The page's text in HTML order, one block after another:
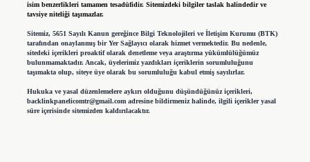
isim benzerlikleri tamamen tesadüfidir. Sitemizdeki bilgiler taslak halindedir ve
tavsiye niteliği taşımazlar.
Sitemiz, 5651 Sayılı Kanun gereğince Bilgi Teknolojileri ve İletişim Kurumu (BTK)
tarafından onaylanmış bir Yer Sağlayıcı olarak hizmet vermektedir. Bu nedenle,
sitedeki içerikleri proaktif olarak denetleme veya araştırma yükümlülüğümüz
bulunmamaktadır. Ancak, üyelerimiz yazdıkları içeriklerin sorumluluğunu
taşımakta olup, siteye üye olarak bu sorumluluğu kabul etmiş sayılırlar.
Hukuka ve yasal düzenlemelere aykırı olduğunu düşündüğünüz içerikleri,
backlinkpanelicomtr@gmail.comadresine bildirmeniz halinde, ilgili içerikler yasal
süre içerisinde sitemizden kaldırılacaktır.